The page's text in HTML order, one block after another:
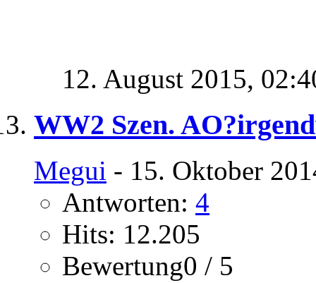
12. August 2015,
WW2 Szen.
Megui - 15. Oktober
Antworten: 4
Hits: 12.205
Bewertung0 / 5